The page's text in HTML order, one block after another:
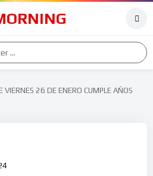
VIERNES 26 DE ENERO CUMPLE AÑOS